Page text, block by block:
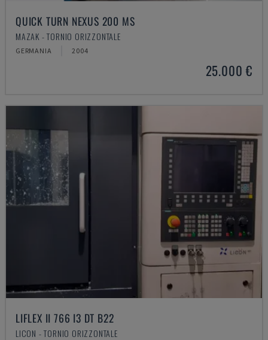
QUICK TURN NEXUS 200 MS
MAZAK - TORNIO ORIZZONTALE
GERMANIA 2004
25.000 €
LIFLEX II 766 I3 DT B22
LICON - TORNIO ORIZZONTALE